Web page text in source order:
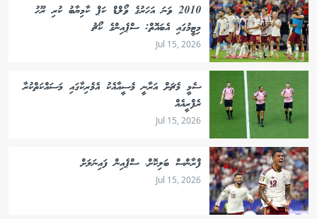
2010 ވަނަ އަހަރުގެ ވޯލްޑް ކަޕް ކާމިޔާބު ކުރި ރޫހު
މިޓީމުގައި އެބައޮތް: ސްޕެއިންގެ ކޯޗު
Jul 15, 2026
ސެމީ މެޗަށް އަރާނީ މެސީއާއެކު އެމެރިކާގައި މަސައްކަތްކުރާ
ރެފްރީއެއް
Jul 15, 2026
ފްރާންސް ބަލިކޮށް، ސްޕެއިން ފައިނަލަށް
Jul 15, 2026